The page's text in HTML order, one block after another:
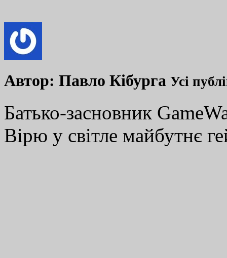
Автор: Павло Кібурга Усі
Батько-засновник
Вірю у світле майбутнє